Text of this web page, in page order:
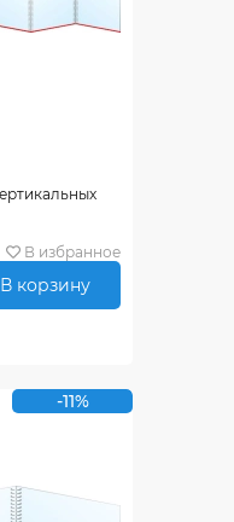
В избранное
В корзину
-11%